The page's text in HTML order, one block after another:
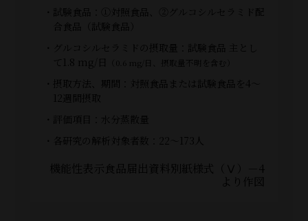
・試験食品：①対照食品、②グルコシルセラミド配
合食品（試験食品）
・グルコシルセラミドの摂取量：試験食品 主とし
て1.8 mg/日
（0.6 mg/日、摂取量不明を含む）
・摂取方法、期間：対照食品または試験食品を4～
12週間摂取
・評価項目：水分蒸散量
・各研究の解析対象者数：22～173人
機能性表示食品届出資料別紙様式（Ⅴ）－4
より作図